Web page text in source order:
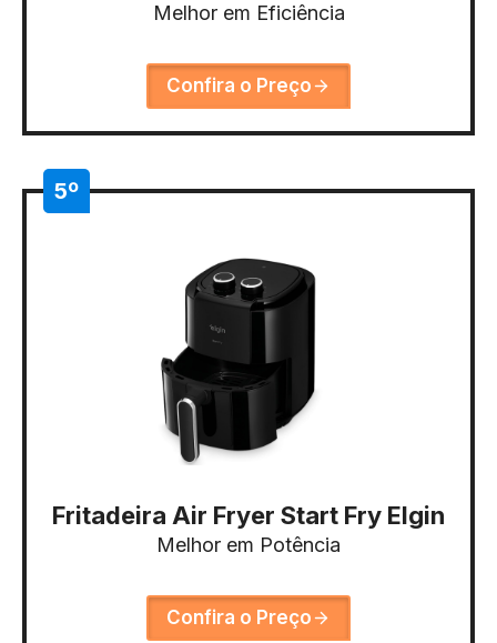
Melhor em Eficiência
Confira o Preço
5º
Fritadeira Air Fryer Start Fry Elgin
Melhor em Potência
Confira o Preço